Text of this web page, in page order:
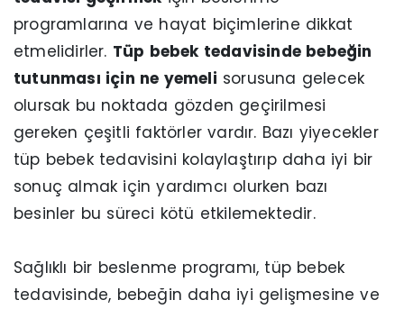
programlarına ve hayat biçimlerine dikkat
etmelidirler. Tüp bebek tedavisinde bebeğin
tutunması için ne yemeli sorusuna gelecek
olursak bu noktada gözden geçirilmesi
gereken çeşitli faktörler vardır. Bazı yiyecekler
tüp bebek tedavisini kolaylaştırıp daha iyi bir
sonuç almak için yardımcı olurken bazı
besinler bu süreci kötü etkilemektedir.
Sağlıklı bir beslenme programı, tüp bebek
tedavisinde, bebeğin daha iyi gelişmesine ve